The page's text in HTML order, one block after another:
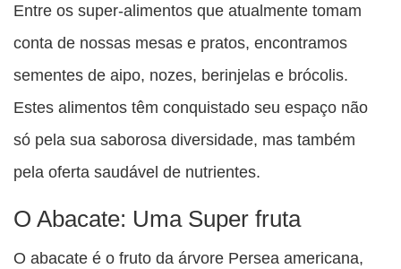
Facebook
TwitterMessenger
WhatsApp
Email
Entre os super-alimentos que atualmente tomam
conta de nossas mesas e pratos, encontramos
sementes de aipo, nozes, berinjelas e brócolis.
Estes alimentos têm conquistado seu espaço não
só pela sua saborosa diversidade, mas também
pela oferta saudável de nutrientes.
O Abacate: Uma Super fruta
O abacate é o fruto da árvore Persea americana,